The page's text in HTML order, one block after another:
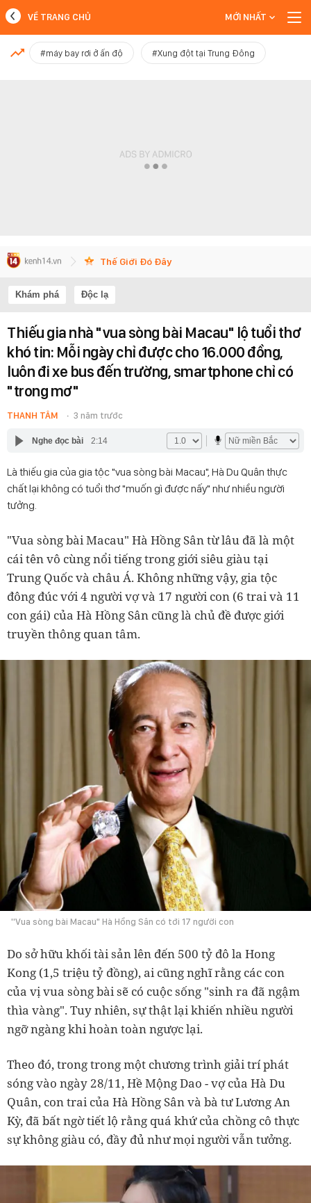
MỚI NHẤT
VỀ TRANG CHỦ MỚI NHẤT
#máy bay rơi ở ấn độ #Xung đột tại Trung Đông
Thế Giới Đó Đây
Khám phá Độc lạ
Thiếu gia nhà "vua sòng bài Macau" lộ tuổi thơ
khó tin: Mỗi ngày chỉ được cho 16.000 đồng,
luôn đi xe bus đến trường, smartphone chỉ có
"trong mơ"
THANH TÂM 3 năm trước
Nghe đọc bài 2:14
Là thiếu gia của gia tộc "vua sòng bài Macau", Hà Du Quân thực
chất lại không có tuổi thơ "muốn gì được nấy" như nhiều người
tưởng.
"Vua sòng bài Macau" Hà Hồng Sân từ lâu đã là một
cái tên vô cùng nổi tiếng trong giới siêu giàu tại
Trung Quốc và châu Á. Không những vậy, gia tộc
đông đúc với 4 người vợ và 17 người con (6 trai và 11
con gái) của Hà Hồng Sân cũng là chủ đề được giới
truyền thông quan tâm.
''Vua sòng bài Macau" Hà Hồng Sân có tới 17 người con
Do sở hữu khối tài sản lên đến 500 tỷ đô la Hong
Kong (1,5 triệu tỷ đồng), ai cũng nghĩ rằng các con
của vị vua sòng bài sẽ có cuộc sống "sinh ra đã ngậm
thìa vàng". Tuy nhiên, sự thật lại khiến nhiều người
ngỡ ngàng khi hoàn toàn ngược lại.
Theo đó, trong trong một chương trình giải trí phát
sóng vào ngày 28/11, Hề Mộng Dao - vợ của Hà Du
Quân, con trai của Hà Hồng Sân và bà tư Lương An
Kỳ, đã bất ngờ tiết lộ rằng quá khứ của chồng cô thực
sự không giàu có, đầy đủ như mọi người vẫn tưởng.